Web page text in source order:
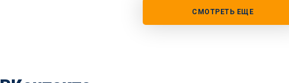
СМОТРЕТЬ ЕЩЕ